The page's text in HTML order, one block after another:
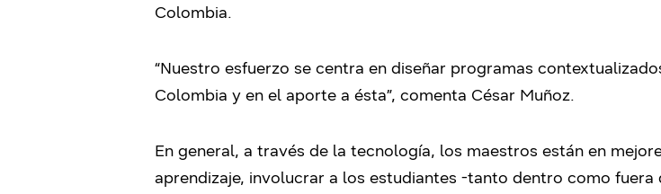
Colombia.
“Nuestro esfuerzo se centra en diseñar programas
Colombia y en el aporte a ésta”, comenta César Muñoz.
En general, a través de la tecnología, los maestros están en
aprendizaje, involucrar a los estudiantes -tanto dentro como